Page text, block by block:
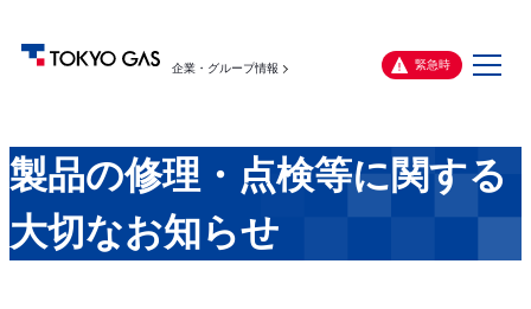
企業・グループ情報 緊急時
メ
製品の修理・点検等に関する
大切なお知らせ